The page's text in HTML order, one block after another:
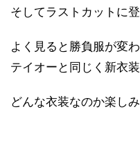
そしてラストカットに
よく見ると勝負服が変
テイオーと同じく新衣
どんな衣装なのか楽し